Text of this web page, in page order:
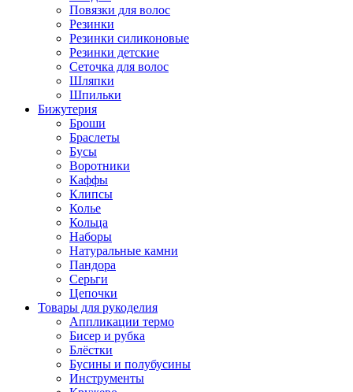
Повязки для волос
Резинки
Резинки силиконовые
Резинки детские
Сеточка для волос
Шляпки
Шпильки
Бижутерия
Броши
Браслеты
Бусы
Воротники
Каффы
Клипсы
Колье
Кольца
Наборы
Натуральные камни
Пандора
Серьги
Цепочки
Товары для рукоделия
Аппликации термо
Бисер и рубка
Блёстки
Бусины и полубусины
Инструменты